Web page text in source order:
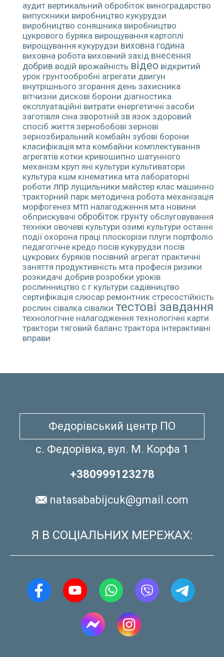
аудит вертикальний обробіток виноградарство
випускники виробництво кукурудзи
виробництво соняшника виробництво
цукрового буряка вирощування картоплі
вирощування кукурудзи виховна година
виховна робота виховний захід внесення
добрив водій врожайність відео відкритий
урок грунтообробні агрегати двигун
внутрішнього згорання день захисника
вітчизни дискові борони діагностика
експлуатаційні витрати енергетичні засоби
заготівля сіна зворотній зв язок здоровий
спосіб життя зернобобові зернові
зернозбиральний комбайн зубові борони
класифікація мта комбайни комплектування
агрегатів котки кривошипно шатунного
механізм круп яні культури культиватори
культура кшм кінематика мта лабораторні
роботи лпр лущильники майстер клас машинно
тракторний парк методична робота механізація
морфогенез мтп налагодження мта новини
обприскувачі обробіток грунту обслуговування
техніки овочеві культури озимі культури останні
події охорона праці плоскорізи плуги портфоліо
педагогічне кредо посів кукурудзи посів
цукрових буряків посівний агрегат практичні
заняття продуктивність мта професія ризики
розкидачі добрив розробки уроків
рослинництво с г культури садівництво
сертифікація слюсар ремонтник стресостійкість
рослин сівалка сівалки тестові завдання
технологічне налагодження технологічні карти
трактори тяговий баланс трактора інтерактивні
вправи
Федорівський центр ПО
с. Федорівка, вул. М. Корфа 1
+380999123278
natasababijcuk@gmail.com
Я В СОЦІАЛЬНИХ МЕРЕЖАХ: